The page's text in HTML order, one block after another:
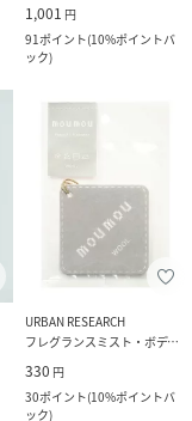
1,001 円
91ポイント(10%ポイントバ
ック)
URBAN RESEARCH
フレグランスミスト・ボディミスト
330 円
30ポイント(10%ポイントバ
ック)